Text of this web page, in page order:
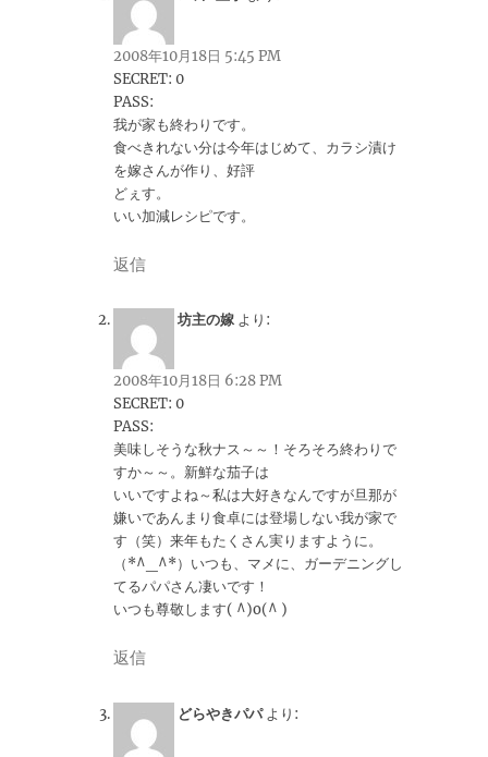
2008年10月18日 5:45 PM
SECRET: 0
PASS:
我が家も終わりです。
食べきれない分は今年はじめて、カラシ漬け
を嫁さんが作り、好評
どぇす。
いい加減レシピです。
返信
坊主の嫁 より:
2008年10月18日 6:28 PM
SECRET: 0
PASS:
美味しそうな秋ナス～～！そろそろ終わりで
すか～～。新鮮な茄子は
いいですよね～私は大好きなんですが旦那が
嫌いであんまり食卓には登場しない我が家で
す（笑）来年もたくさん実りますように。
（*^_^*）いつも、マメに、ガーデニングし
てるパパさん凄いです！
いつも尊敬します( ^)o(^ )
返信
どらやきパパ より: